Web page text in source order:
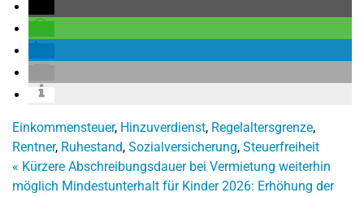
Einkommensteuer, Hinzuverdienst, Regelaltersgrenze,
Rentner, Ruhestand, Sozialversicherung, Steuerfreiheit
« Kürzere Abschreibungsdauer bei Vermietung weiterhin
möglich Mindestunterhalt für Kinder 2026: Erhöhung der